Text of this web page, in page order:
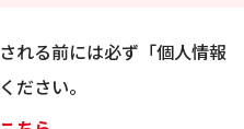
れる前には必ず「個人情報
ださい。